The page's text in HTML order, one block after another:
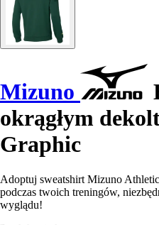
Mizuno
okrągłym
Graphic
Adoptuj sweatshirt Mizuno
podczas twoich treningów,
wyglądu!